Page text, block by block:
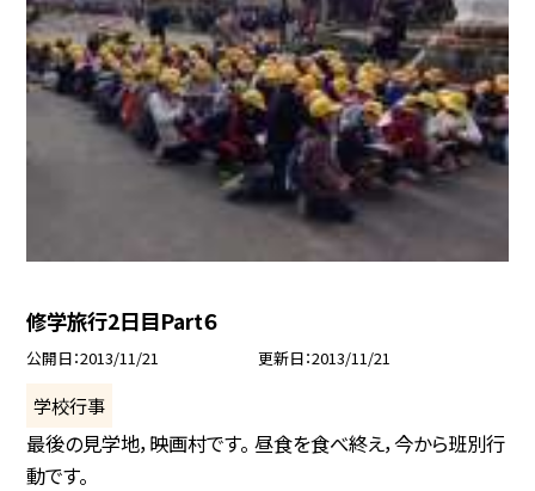
修学旅行2日目Part６
公開日 2013/11/21 更新日 2013/11/21
学校行事
最後の見学地，映画村です。 昼食を食べ終え，今から班別行
動です。